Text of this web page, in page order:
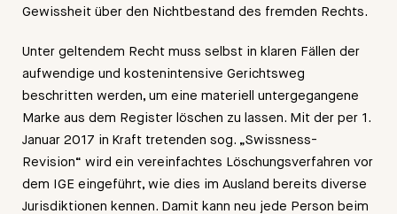
Gewissheit über den Nichtbestand des fremden Rechts.
Unter geltendem Recht muss selbst in klaren Fällen der
aufwendige und kostenintensive Gerichtsweg
beschritten werden, um eine materiell untergegangene
Marke aus dem Register löschen zu lassen. Mit der per 1.
Januar 2017 in Kraft tretenden sog. „Swissness-
Revision“ wird ein vereinfachtes Löschungsverfahren vor
dem IGE eingeführt, wie dies im Ausland bereits diverse
Jurisdiktionen kennen. Damit kann neu jede Person beim